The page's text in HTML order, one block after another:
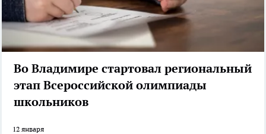
Во Владимире стартовал региональный
этап Всероссийской олимпиады
школьников
12 января